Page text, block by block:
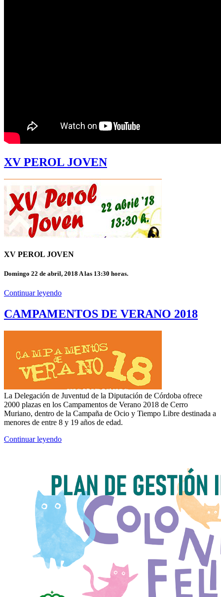
XV PEROL JOVEN
XV PEROL JOVEN
Domingo 22 de abril, 2018 A las 13:30 horas.
Continuar leyendo
CAMPAMENTOS DE VERANO 2018
La Delegación de Juventud de la Diputación de Córdoba ofrece
2000 plazas en los Campamentos de Verano 2018 de Cerro
Muriano, dentro de la Campaña de Ocio y Tiempo Libre destinada a
menores de entre 8 y 19 años de edad.
Continuar leyendo